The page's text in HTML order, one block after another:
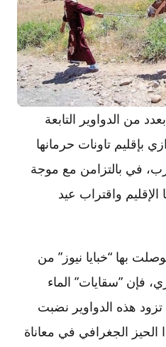
من الدواوير التابعة
بإقليم تاونات حرمانها
في بالتزامن مع موجة
الإقليم واقتراب عيد
بها “خبايا نيوز” من
فإن ”سقايات” الماء
هذه الدواوير نضبت
الحيز الجغرافي في معاناة